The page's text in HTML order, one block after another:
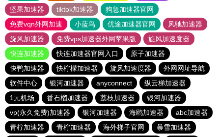
坚果加速器
tiktok加速器
狗急加速器官网
免费vqn外网加速
小蓝鸟 优途加速器官网
风驰加速器
旋风加速器
免费vps加速器外网苹果版
旋风加速度器
快连加速器
快连加速器官网入口
原子加速器
快鸭加速器
快柠檬加速器 旋风加速度器
外网网址导航
软件中心
银河加速器 anyconnect
纵云梯加速器
1元机场
番石榴加速器 荔枝加速器
银河加速器
vp(永久免费)加速器
银河加速器 海鸥加速器
abc加速器
青柠加速器
青柠加速器 海外梯子官网 暴雪加速器